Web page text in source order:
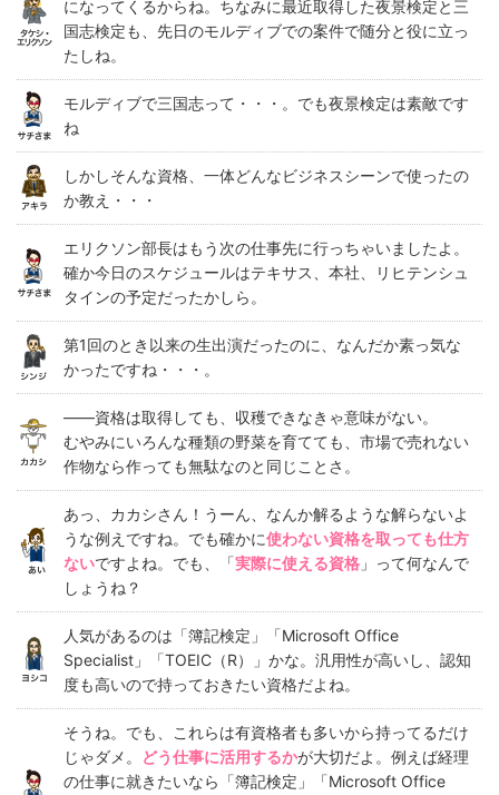
になってくるからね。ちなみに最近取得した夜景検定と三
国志検定も、先日のモルディブでの案件で随分と役に立っ
たしね。
モルディブで三国志って・・・。でも夜景検定は素敵です
ね
しかしそんな資格、一体どんなビジネスシーンで使ったの
か教え・・・
エリクソン部長はもう次の仕事先に行っちゃいましたよ。
確か今日のスケジュールはテキサス、本社、リヒテンシュ
タインの予定だったかしら。
第1回のとき以来の生出演だったのに、なんだか素っ気な
かったですね・・・。
――資格は取得しても、収穫できなきゃ意味がない。
むやみにいろんな種類の野菜を育てても、市場で売れない
作物なら作っても無駄なのと同じことさ。
あっ、カカシさん！うーん、なんか解るような解らないよ
うな例えですね。でも確かに使わない資格を取っても仕方
ないですよね。でも、「実際に使える資格 」って何なんで
しょうね？
人気があるのは「簿記検定」「Microsoft Office
Specialist」「TOEIC（R）」かな。汎用性が高いし、認知
度も高いので持っておきたい資格だよね。
そうね。でも、これらは有資格者も多いから持ってるだけ
じゃダメ。
どう仕事に活用するかが大切だよ。例えば経理
の仕事に就きたいなら「簿記検定」「Microsoft Office